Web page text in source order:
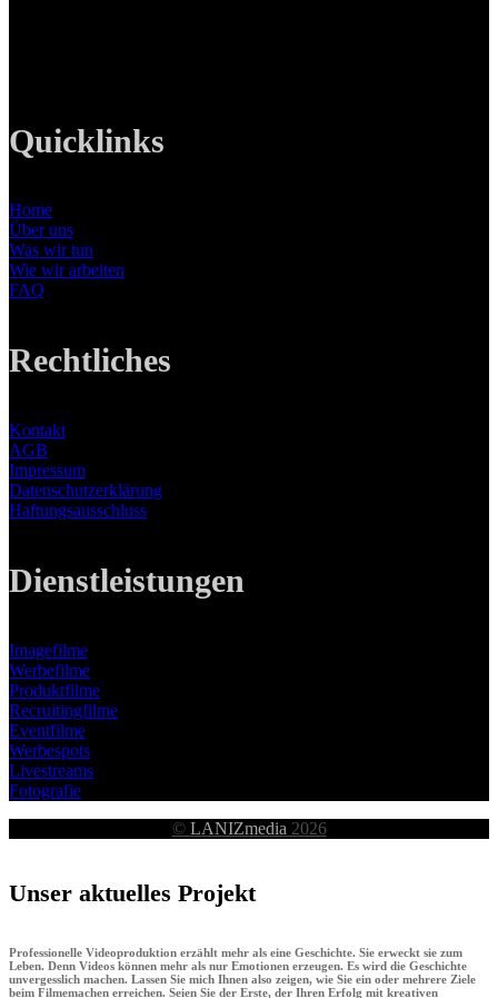
Quicklinks
Home
Über uns
Was wir tun
Wie wir arbeiten
FAQ
Rechtliches
Kontakt
AGB
Impressum
Datenschutzerklärung
Haftungsausschluss
Dienstleistungen
Imagefilme
Werbefilme
Produktfilme
Recruitingfilme
Eventfilme
Werbespots
Livestreams
Fotografie
© LANIZmedia 2026
Unser aktuelles Projekt
Professionelle Videoproduktion erzählt mehr als eine Geschichte. Sie erweckt sie zum
Leben. Denn Videos können mehr als nur Emotionen erzeugen. Es wird die Geschichte
unvergesslich machen. Lassen Sie mich Ihnen also zeigen, wie Sie ein oder mehrere Ziele
beim Filmemachen erreichen. Seien Sie der Erste, der Ihren Erfolg mit kreativen